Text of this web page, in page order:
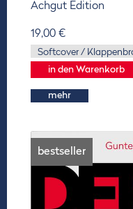
Achgut Edition
19,00 €
mehr
bestseller